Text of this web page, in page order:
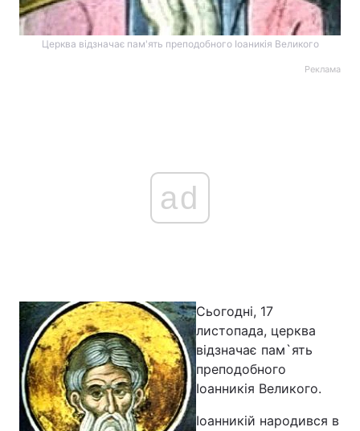
Війна
Спорт Наука
Техно і зв'язок Лайт
Зброя Інциденти
Здоров'я Туризм
Церква відзначає пам'ять преподобного Іоаникія Великого
Реклама
ad
Сьогодні, 17
листопада, церква
відзначає пам`ять
преподобного
Іоанникія Великого.
Іоанникій народився в